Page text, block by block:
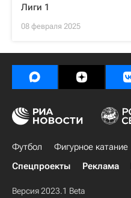
Лиги 1
08 февраля 2025
Футбол Фигурное катание
Спецпроекты
Реклама
Версия 2023.1 Beta